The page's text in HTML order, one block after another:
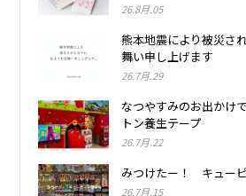
26.8月.05
熊本地震により被災さ
舞い申し上げます
26.7月.29
なつやすみのお出かけ
トン養生テープ
26.7月.22
みつけたー！ キュー
26.7月.15